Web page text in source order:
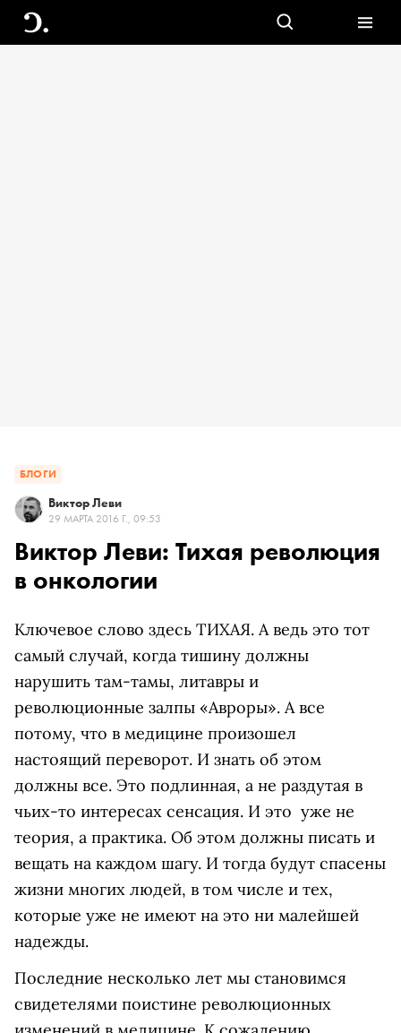
БЛОГИ
Виктор Леви
29 МАРТА 2016 Г., 09:53
Виктор Леви: Тихая революция
в онкологии
Ключевое слово здесь ТИХАЯ. А ведь это тот
самый случай, когда тишину должны
нарушить там-тамы, литавры и
революционные залпы «Авроры». А все
потому, что в медицине произошел
настоящий переворот. И знать об этом
должны все. Это подлинная, а не раздутая в
чьих-то интересах сенсация. И это уже не
теория, а практика. Об этом должны писать и
вещать на каждом шагу. И тогда будут спасены
жизни многих людей, в том числе и тех,
которые уже не имеют на это ни малейшей
надежды.
Последние несколько лет мы становимся
свидетелями поистине революционных